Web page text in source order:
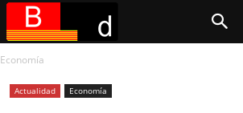
Economía
Actualidad Economía